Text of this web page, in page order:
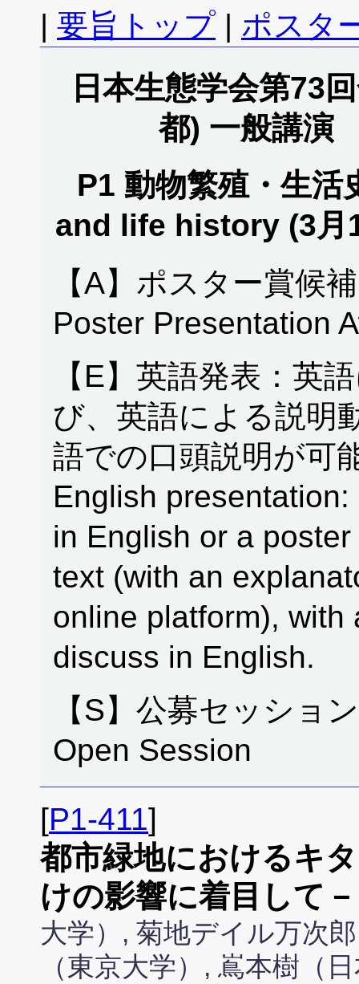
| 要旨トップ | ポスタ
日本生態学会第73
都) 一般講演
P1 動物繁殖・生
and life history (3月
【A】ポスター賞候
Poster Presentation
【E】英語発表：英
び、英語による説明
語での口頭説明が可
English
in English or a
text (with an
online platform), with
discuss in English.
【S】公募セッショ
Open Session
[P1-411]
都市緑地におけるキ
けの影響に着目して
大学）, 菊地デイル万次
（東京大学）, 嶌本樹（